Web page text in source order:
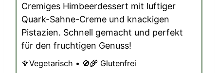
Cremiges Himbeerdessert mit luftiger
Quark-Sahne-Creme und knackigen
Pistazien. Schnell gemacht und perfekt
für den fruchtigen Genuss!
🥦Vegetarisch • 🚫🌾 Glutenfrei